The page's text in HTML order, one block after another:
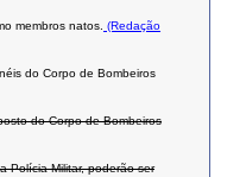
membros natos. (Redação
do Corpo de Bombeiros
do Corpo de Bombeiros
Polícia Militar, poderão ser